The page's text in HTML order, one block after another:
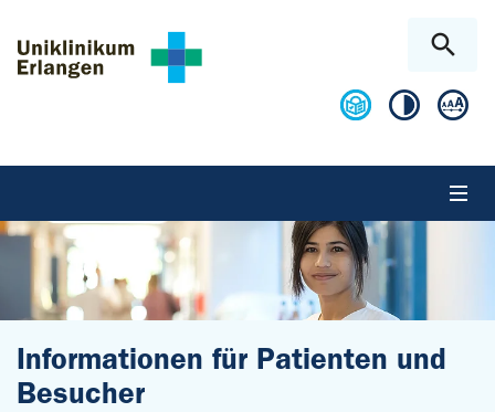
Informationen für Patienten und
Besucher